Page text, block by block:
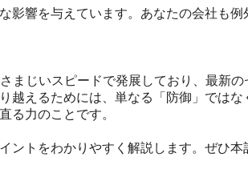
響を与えています。あなたの会社も例
じいスピードで発展しており、最新
えるためには、単なる「防御」では
る力のことです。
トをわかりやすく解説します。ぜひ